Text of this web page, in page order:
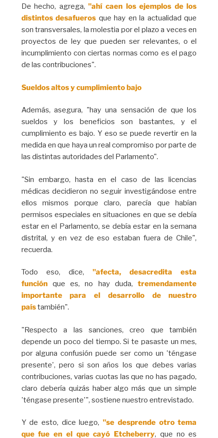
De hecho, agrega,"ahí caen los ejemplos de los
distintos desafueros que hay en la actualidad que
son transversales, la molestia por el plazo a veces en
proyectos de ley que pueden ser relevantes, o el
incumplimiento con ciertas normas como es el pago
de las contribuciones".
Sueldos altos y cumplimiento bajo
Además, asegura, "hay una sensación de que los
sueldos y los beneficios son bastantes, y el
cumplimiento es bajo. Y eso se puede revertir en la
medida en que haya un real compromiso por parte de
las distintas autoridades del Parlamento".
"Sin embargo, hasta en el caso de las licencias
médicas decidieron no seguir investigándose entre
ellos mismos porque claro, parecía que habían
permisos especiales en situaciones en que se debía
estar en el Parlamento, se debía estar en la semana
distrital, y en vez de eso estaban fuera de Chile",
recuerda.
Todo eso, dice,"afecta, desacredita esta
funciónque es, no hay duda,tremendamente
importante para el desarrollo de nuestro
paístambién".
"Respecto a las sanciones, creo que también
depende un poco del tiempo. Si te pasaste un mes,
por alguna confusión puede ser como un 'téngase
presente', pero si son años los que debes varias
contribuciones, varias cuotas las que no has pagado,
claro debería quizás haber algo más que un simple
'téngase presente'", sostiene nuestro entrevistado.
Y de esto, dice luego,"se desprende otro tema
que fue en el que cayó Etcheberry, que no es